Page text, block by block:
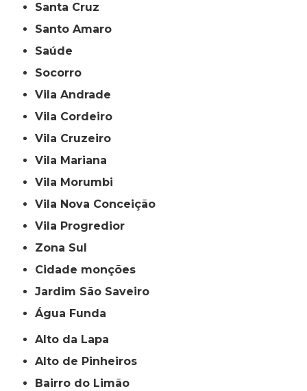
Santa Cruz
Santo Amaro
Saúde
Socorro
Vila Andrade
Vila Cordeiro
Vila Cruzeiro
Vila Mariana
Vila Morumbi
Vila Nova Conceição
Vila Progredior
Zona Sul
cidade monções
jardim São Saveiro
Água Funda
Alto da Lapa
Alto de Pinheiros
Bairro do Limão